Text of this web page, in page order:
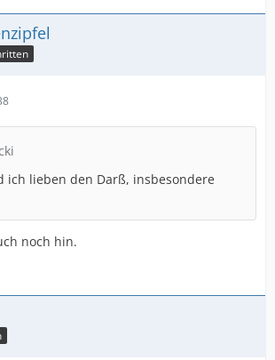
ich lieben den Darß, insbesondere
noch hin.